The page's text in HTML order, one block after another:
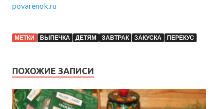
povarenok.ru
МЕТКИ ВЫПЕЧКА ДЕТЯМ ЗАВТРАК ЗАКУСКА ПЕРЕКУС
ПОХОЖИЕ ЗАПИСИ